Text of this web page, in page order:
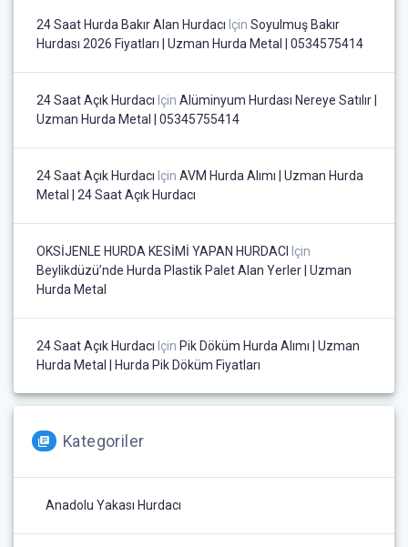
24 Saat Hurda Bakır Alan Hurdacı Için Soyulmuş Bakır
Hurdası 2026 Fiyatları | Uzman Hurda Metal | 0534575414
24 Saat Açık Hurdacı Için Alüminyum Hurdası Nereye Satılır |
Uzman Hurda Metal | 05345755414
24 Saat Açık Hurdacı Için AVM Hurda Alımı | Uzman Hurda
Metal | 24 Saat Açık Hurdacı
OKSİJENLE HURDA KESİMİ YAPAN HURDACI Için
Beylikdüzü’nde Hurda Plastik Palet Alan Yerler | Uzman
Hurda Metal
24 Saat Açık Hurdacı Için Pik Döküm Hurda Alımı | Uzman
Hurda Metal | Hurda Pik Döküm Fiyatları
Kategoriler
Anadolu Yakası Hurdacı